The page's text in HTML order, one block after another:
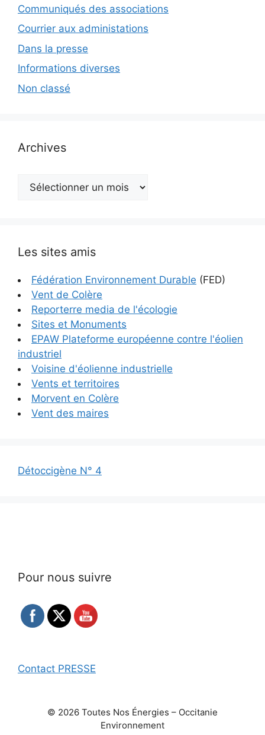
Communiqués des associations
Courrier aux administations
Dans la presse
Informations diverses
Non classé
Archives
Archives
Les sites amis
Fédération Environnement Durable (FED)
Vent de Colère
Reporterre media de l'écologie
Sites et Monuments
EPAW Plateforme européenne contre l'éolien
industriel
Voisine d'éolienne industrielle
Vents et territoires
Morvent en Colère
Vent des maires
Détoccigène N° 4
Pour nous suivre
Contact PRESSE
© 2026 Toutes Nos Énergies – Occitanie
Environnement